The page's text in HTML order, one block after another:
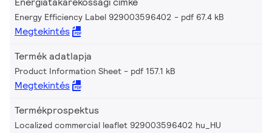
Energy Efficiency Label 929003596402 pdf 67.4 kB
Megtekintés
Termék adatlapja
Product Information Sheet pdf 157.1 kB
Megtekintés
Termékprospektus
Localized commercial leaflet 929003596402 hu_HU